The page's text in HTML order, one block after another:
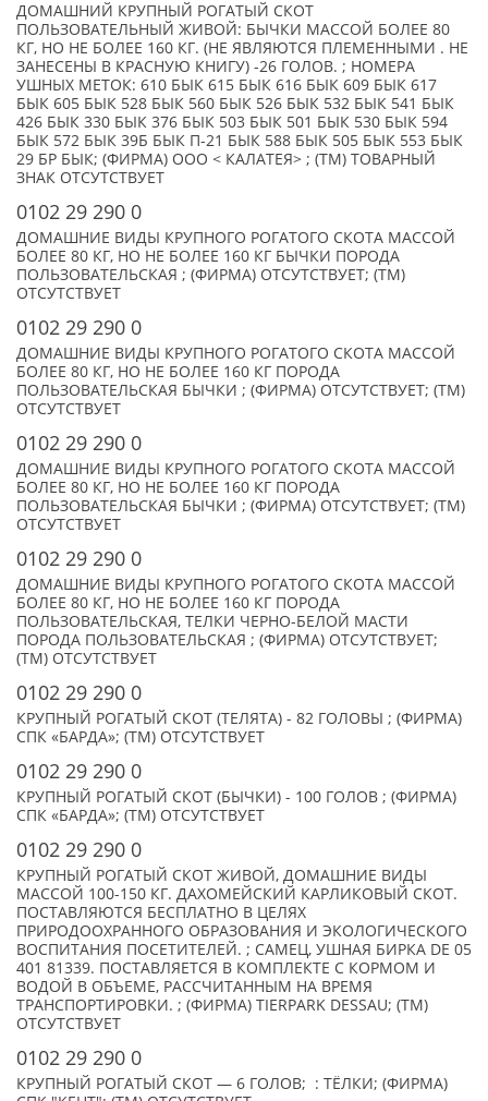
ДОМАШНИЙ КРУПНЫЙ РОГАТЫЙ СКОТ
ПОЛЬЗОВАТЕЛЬНЫЙ ЖИВОЙ: БЫЧКИ МАССОЙ БОЛЕЕ 80
КГ, НО НЕ БОЛЕЕ 160 КГ. (НЕ ЯВЛЯЮТСЯ ПЛЕМЕННЫМИ . НЕ
ЗАНЕСЕНЫ В КРАСНУЮ КНИГУ) -26 ГОЛОВ. ; НОМЕРА
УШНЫХ МЕТОК: 610 БЫК 615 БЫК 616 БЫК 609 БЫК 617
БЫК 605 БЫК 528 БЫК 560 БЫК 526 БЫК 532 БЫК 541 БЫК
426 БЫК 330 БЫК 376 БЫК 503 БЫК 501 БЫК 530 БЫК 594
БЫК 572 БЫК 39Б БЫК П-21 БЫК 588 БЫК 505 БЫК 553 БЫК
29 БР БЫК; (ФИРМА) ООО < КАЛАТЕЯ> ; (TM) ТОВАРНЫЙ
ЗНАК ОТСУТСТВУЕТ
0102 29 290 0
ДОМАШНИЕ ВИДЫ КРУПНОГО РОГАТОГО СКОТА МАССОЙ
БОЛЕЕ 80 КГ, НО НЕ БОЛЕЕ 160 КГ БЫЧКИ ПОРОДА
ПОЛЬЗОВАТЕЛЬСКАЯ ; (ФИРМА) ОТСУТСТВУЕТ; (TM)
ОТСУТСТВУЕТ
0102 29 290 0
ДОМАШНИЕ ВИДЫ КРУПНОГО РОГАТОГО СКОТА МАССОЙ
БОЛЕЕ 80 КГ, НО НЕ БОЛЕЕ 160 КГ ПОРОДА
ПОЛЬЗОВАТЕЛЬСКАЯ БЫЧКИ ; (ФИРМА) ОТСУТСТВУЕТ; (TM)
ОТСУТСТВУЕТ
0102 29 290 0
ДОМАШНИЕ ВИДЫ КРУПНОГО РОГАТОГО СКОТА МАССОЙ
БОЛЕЕ 80 КГ, НО НЕ БОЛЕЕ 160 КГ ПОРОДА
ПОЛЬЗОВАТЕЛЬСКАЯ БЫЧКИ ; (ФИРМА) ОТСУТСТВУЕТ; (TM)
ОТСУТСТВУЕТ
0102 29 290 0
ДОМАШНИЕ ВИДЫ КРУПНОГО РОГАТОГО СКОТА МАССОЙ
БОЛЕЕ 80 КГ, НО НЕ БОЛЕЕ 160 КГ ПОРОДА
ПОЛЬЗОВАТЕЛЬСКАЯ, ТЕЛКИ ЧЕРНО-БЕЛОЙ МАСТИ
ПОРОДА ПОЛЬЗОВАТЕЛЬСКАЯ ; (ФИРМА) ОТСУТСТВУЕТ;
(TM) ОТСУТСТВУЕТ
0102 29 290 0
КРУПНЫЙ РОГАТЫЙ СКОТ (ТЕЛЯТА) - 82 ГОЛОВЫ ; (ФИРМА)
СПК «БАРДА»; (TM) ОТСУТСТВУЕТ
0102 29 290 0
КРУПНЫЙ РОГАТЫЙ СКОТ (БЫЧКИ) - 100 ГОЛОВ ; (ФИРМА)
СПК «БАРДА»; (TM) ОТСУТСТВУЕТ
0102 29 290 0
КРУПНЫЙ РОГАТЫЙ СКОТ ЖИВОЙ, ДОМАШНИЕ ВИДЫ
МАССОЙ 100-150 КГ. ДАХОМЕЙСКИЙ КАРЛИКОВЫЙ СКОТ.
ПОСТАВЛЯЮТСЯ БЕСПЛАТНО В ЦЕЛЯХ
ПРИРОДООХРАННОГО ОБРАЗОВАНИЯ И ЭКОЛОГИЧЕСКОГО
ВОСПИТАНИЯ ПОСЕТИТЕЛЕЙ. ; САМЕЦ, УШНАЯ БИРКА DE 05
401 81339. ПОСТАВЛЯЕТСЯ В КОМПЛЕКТЕ С КОРМОМ И
ВОДОЙ В ОБЪЕМЕ, РАССЧИТАННЫМ НА ВРЕМЯ
ТРАНСПОРТИРОВКИ. ; (ФИРМА) TIERPARK DESSAU; (TM)
ОТСУТСТВУЕТ
0102 29 290 0
КРУПНЫЙ РОГАТЫЙ СКОТ — 6 ГОЛОВ; : ТЁЛКИ; (ФИРМА)